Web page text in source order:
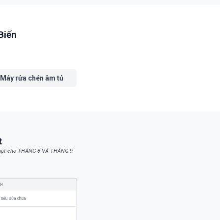
Máy rửa chén âm tủ
cho THÁNG 8 VÀ THÁNG 9
nếu sửa chữa